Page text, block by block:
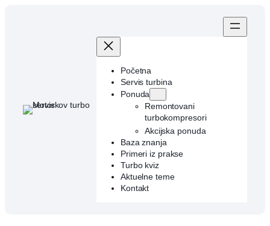
Početna
Servis turbina
Ponuda
Remontovani
turbokompresori
Akcijska ponuda
Baza znanja
Primeri iz prakse
Turbo kviz
Aktuelne teme
Kontakt